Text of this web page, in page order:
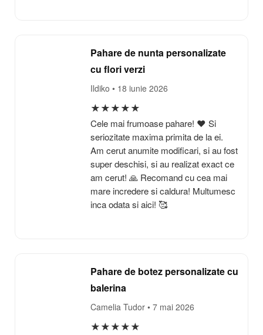
Pahare de nunta personalizate
cu flori verzi
Ildiko • 18 iunie 2026
★★★★★
Cele mai frumoase pahare! ❤️ Si
seriozitate maxima primita de la ei.
Am cerut anumite modificari, si au fost
super deschisi, si au realizat exact ce
am cerut! 🙏 Recomand cu cea mai
mare incredere si caldura! Multumesc
inca odata si aici! 🥰
Pahare de botez personalizate cu
balerina
Camelia Tudor • 7 mai 2026
★★★★★